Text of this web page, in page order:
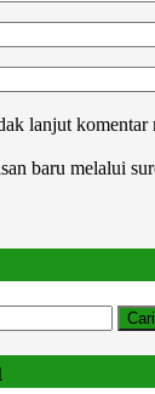
lanjut komentar
baru melalui